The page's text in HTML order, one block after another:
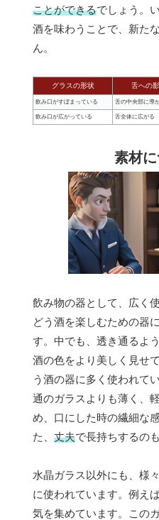
ことができるでしょう。
酒を味わうことで、新た
ん。
グラスの形状 舌への
飲み口がすぼまっている 舌の中央部に導
飲み口が広がっている 舌全体に広がる
素材
飲み物の器として、広く
どう酒を楽しむための器
す。中でも、透き通るよ
酒の色をより美しく見せ
う酒の器に多く使われて
通のガラスよりも薄く、
め、口にした時の繊細な
た、 丈夫で長持ちするの
水晶ガラス以外にも、様
に使われています。例えば
気を集めています。この